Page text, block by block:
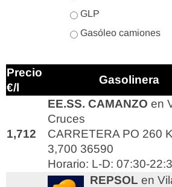
GLP
Gasóleo camiones
Precio
€/l
Gasolinera
1,712
EE.SS. CAMANZO en
Cruces
CARRETERA PO 260
3,700 36590
Horario: L-D: 07:30-
REPSOL en